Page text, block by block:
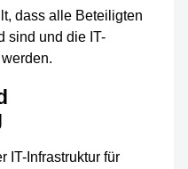
dass alle Beteiligten
sind und die IT-